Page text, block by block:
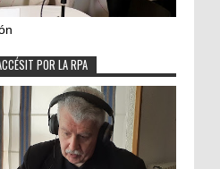
POR LA RPA